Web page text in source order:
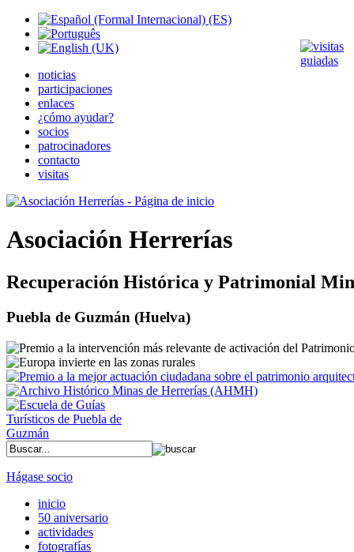
noticias
participaciones
enlaces
¿cómo ayudar?
socios
patrocinadores
contacto
visitas
Asociación Herrerías
Recuperación Histórica y Patrimonial
Puebla de Guzmán (Huelva)
Hágase socio
inicio
50 aniversario
actividades
fotografías